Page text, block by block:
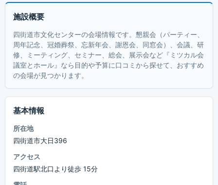
施設概要
四街道市文化センターの会場情報です。懇親会（パーティー、
周年記念、冠婚葬祭、忘新年会、謝恩会、同窓会）、会議、研
修、ミーティング、セミナー、総会、展示会など『ミツカル会
議室とホール』なら目的や予算に口コミから探せて、おすすめ
の会場が見つかります。
基本情報
所在地
四街道市大日396
アクセス
四街道駅北口より徒歩 15分